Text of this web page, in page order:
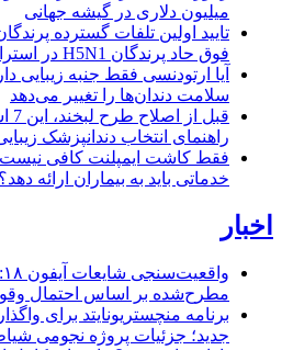
میلیون دلاری در گیشه جهانی
تایید اولین تلفات گسترده
فوق حاد پرندگان H5N1 در استرالیا
آیا ارتودنسی فقط جنبه زیبایی
سلامت دندان‌ها را تغییر می‌دهد
راهنمای انتخاب دندانپزشک
فقط کاشت ایمپلنت کافی
خدماتی باید به بیماران ارائه دهد؟
اخبار
مطرح‌شده بر اساس احتمال
برنامه منچستریونایتد برای
جدید؛ جزئیات پروژه نجومی